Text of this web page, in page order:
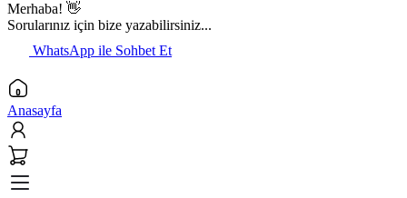
Merhaba! 👋
Sorularınız için bize yazabilirsiniz...
WhatsApp ile Sohbet Et
Anasayfa